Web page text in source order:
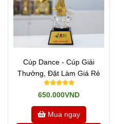
Cúp Dance - Cúp Giải
Thưởng, Đặt Làm Giá Rẻ
650.000VND
Mua ngay